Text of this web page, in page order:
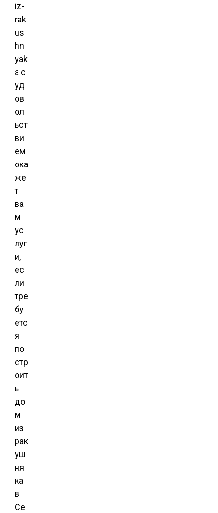
iz-
rak
us
hn
yak
a с
уд
ов
ол
ьст
ви
ем
ока
же
т
ва
м
ус
луг
и,
ес
ли
тре
бу
етс
я
по
стр
оит
ь
до
м
из
рак
уш
ня
ка
в
Се